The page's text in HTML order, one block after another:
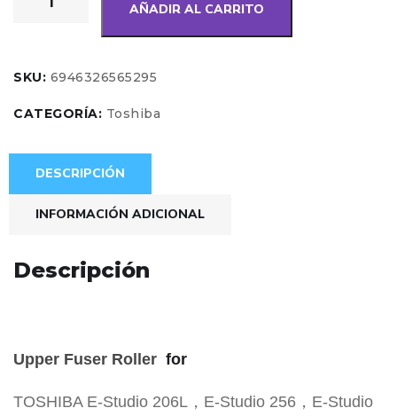
AÑADIR AL CARRITO
SKU: 6946326565295
CATEGORÍA: Toshiba
DESCRIPCIÓN
INFORMACIÓN ADICIONAL
Descripción
Upper Fuser Roller for
TOSHIBA E-Studio 206L，E-Studio 256，E-Studio